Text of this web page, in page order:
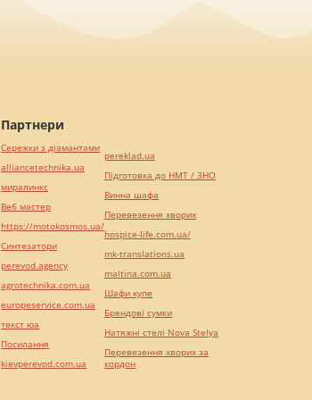
Партнери
Сережки з діамантами
alliancetechnika.ua
миралинкс
Веб мастер
https://motokosmos.ua/
Синтезатори
perevod.agency
agrotechnika.com.ua
europeservice.com.ua
текст юа
Посилання
kievperevod.com.ua
pereklad.ua
Підготовка до НМТ / ЗНО
Винна шафа
Перевезення хворих
hospice-life.com.ua/
mk-translations.ua
maltina.com.ua
Шафи купе
Брендові сумки
Натяжні стелі Nova Stelya
Перевезення хворих за
кордон